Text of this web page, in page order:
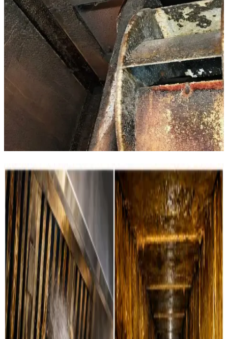
Sådan renser vi din ventilation i
Middelfart
Boligventilation
Grundig rensning af ventilationskanaler, ventiler og
aggregater i private boliger i Middelfart. Vi servicerer alle
mærker.
Læs mere